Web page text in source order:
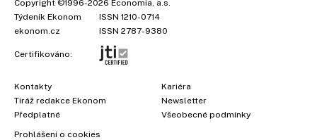
Copyright ©1996-2026 Economia, a.s.
Týdeník Ekonom
ISSN 1210-0714
ekonom.cz
ISSN 2787-9380
Certifikováno:
Kontakty
Tiráž redakce Ekonom
Předplatné
Kariéra
Newsletter
Všeobecné podmínky
Prohlášení o cookies